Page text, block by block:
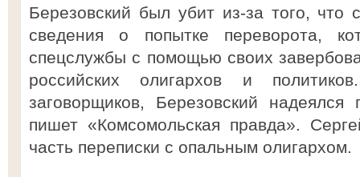
Березовский был убит из-за того, что
сведения о попытке переворота,
спецслужбы с помощью своих
российских олигархов и
заговорщиков, Березовский надеялся
пишет «Комсомольская правда».
часть переписки с опальным олигархом.